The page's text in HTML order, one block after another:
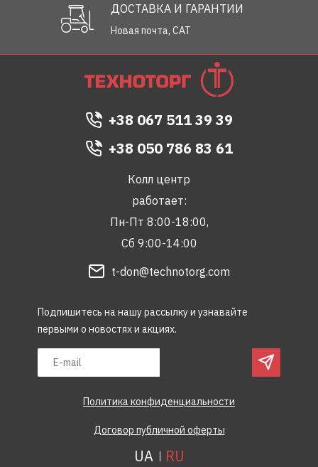
ДОСТАВКА И ГАРАНТИИ
Новая почта, САТ
Подпишитесь на нашу рассылку и узнавайте
первыми о новостях и акциях.
+38 067 511 39 39
+38 050 786 83 61
Колл центр
работает:
Пн-Пт 8:00-18:00,
Сб 9:00-14:00
t-don@technotorg.com
Политика конфиденциальности
UA RU
Договор публичной оферты